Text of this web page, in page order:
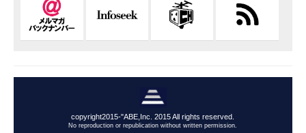
copyright2015-"ABE,Inc. 2015 All rights reserved.
No reproduction or republication without written permission.